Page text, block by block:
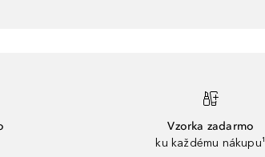
Vzorka zadarmo
ku každému nákupu¹